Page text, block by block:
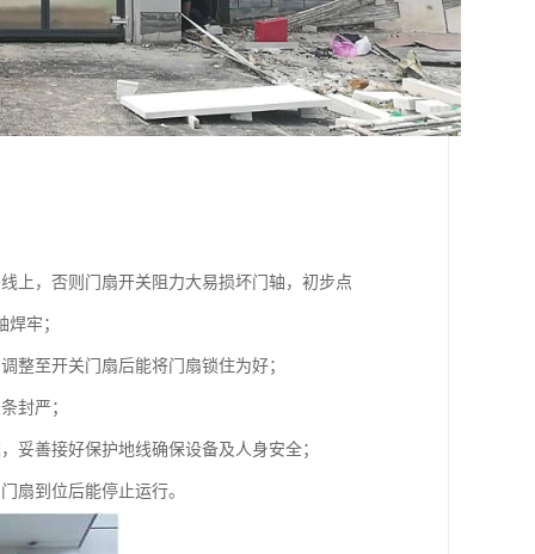
上，否则门扇开关阻力大易损坏门轴，初步点
牢；
整至开关门扇后能将门扇锁住为好；
封严；
妥善接好保护地线确保设备及人身安全；
扇到位后能停止运行。